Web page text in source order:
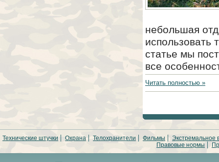
небольшая
использовать
статье мы
все
Читать полностью »
Технические штучки Охрана Телохранители Фильмы
Экстремальное
Правовые нормы